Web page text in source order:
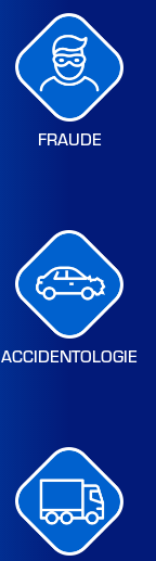
FRAUDE
ACCIDENTOLOGIE